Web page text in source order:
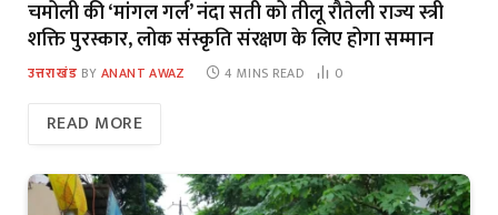
चमोली की ‘मांगल गर्ल’ नंदा सती को तीलू रौतेली राज्य स्त्री
शक्ति पुरस्कार, लोक संस्कृति संरक्षण के लिए होगा सम्मान
उत्तराखंड BY ANANT AWAZ 4 MINS READ 0
READ MORE